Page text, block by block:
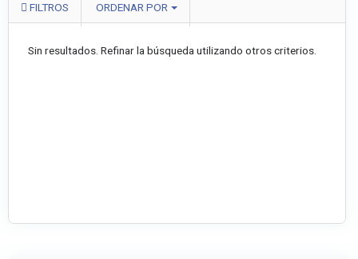
FILTROS ORDENAR POR
Sin resultados. Refinar la búsqueda utilizando otros criterios.